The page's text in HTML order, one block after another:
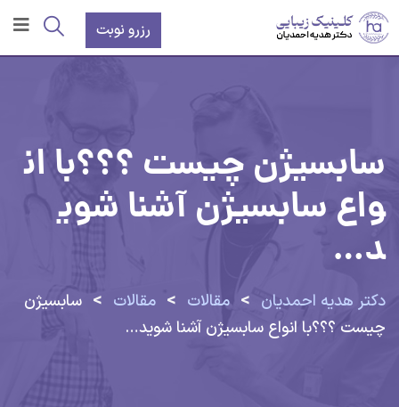
رزرو نوبت
سابسیژن چیست ؟؟؟با ان
واع سابسیژن آشنا شوی
د…
دکتر هدیه احمدیان > مقالات > مقالات > سابسیژن
چیست ؟؟؟با انواع سابسیژن آشنا شوید…